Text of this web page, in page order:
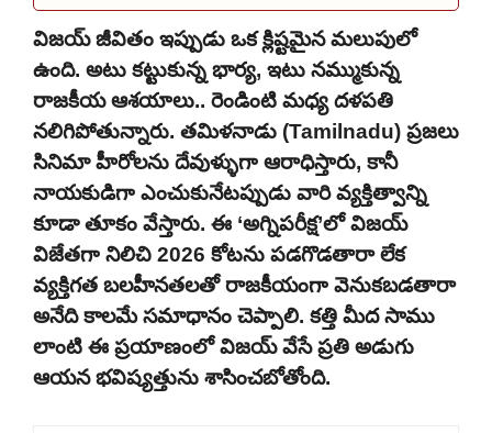
విజయ్ జీవితం ఇప్పుడు ఒక క్లిష్టమైన మలుపులో
ఉంది. అటు కట్టుకున్న భార్య, ఇటు నమ్ముకున్న
రాజకీయ ఆశయాలు.. రెండింటి మధ్య దళపతి
నలిగిపోతున్నారు. తమిళనాడు (Tamilnadu) ప్రజలు
సినిమా హీరోలను దేవుళ్ళుగా ఆరాధిస్తారు, కానీ
నాయకుడిగా ఎంచుకునేటప్పుడు వారి వ్యక్తిత్వాన్ని
కూడా తూకం వేస్తారు. ఈ ‘అగ్నిపరీక్ష’లో విజయ్
విజేతగా నిలిచి 2026 కోటను పడగొడతారా లేక
వ్యక్తిగత బలహీనతలతో రాజకీయంగా వెనుకబడతారా
అనేది కాలమే సమాధానం చెప్పాలి. కత్తి మీద సాము
లాంటి ఈ ప్రయాణంలో విజయ్ వేసే ప్రతి అడుగు
ఆయన భవిష్యత్తును శాసించబోతోంది.